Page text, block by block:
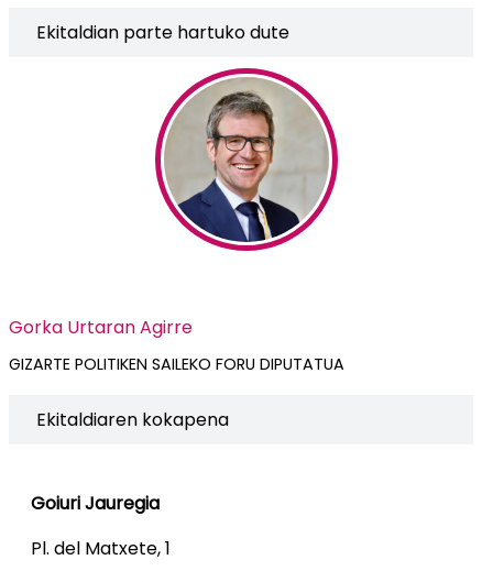
Ekitaldian parte hartuko dute
Gorka Urtaran Agirre
GIZARTE POLITIKEN SAILEKO FORU DIPUTATUA
Ekitaldiaren kokapena
Goiuri Jauregia
Pl. del Matxete, 1